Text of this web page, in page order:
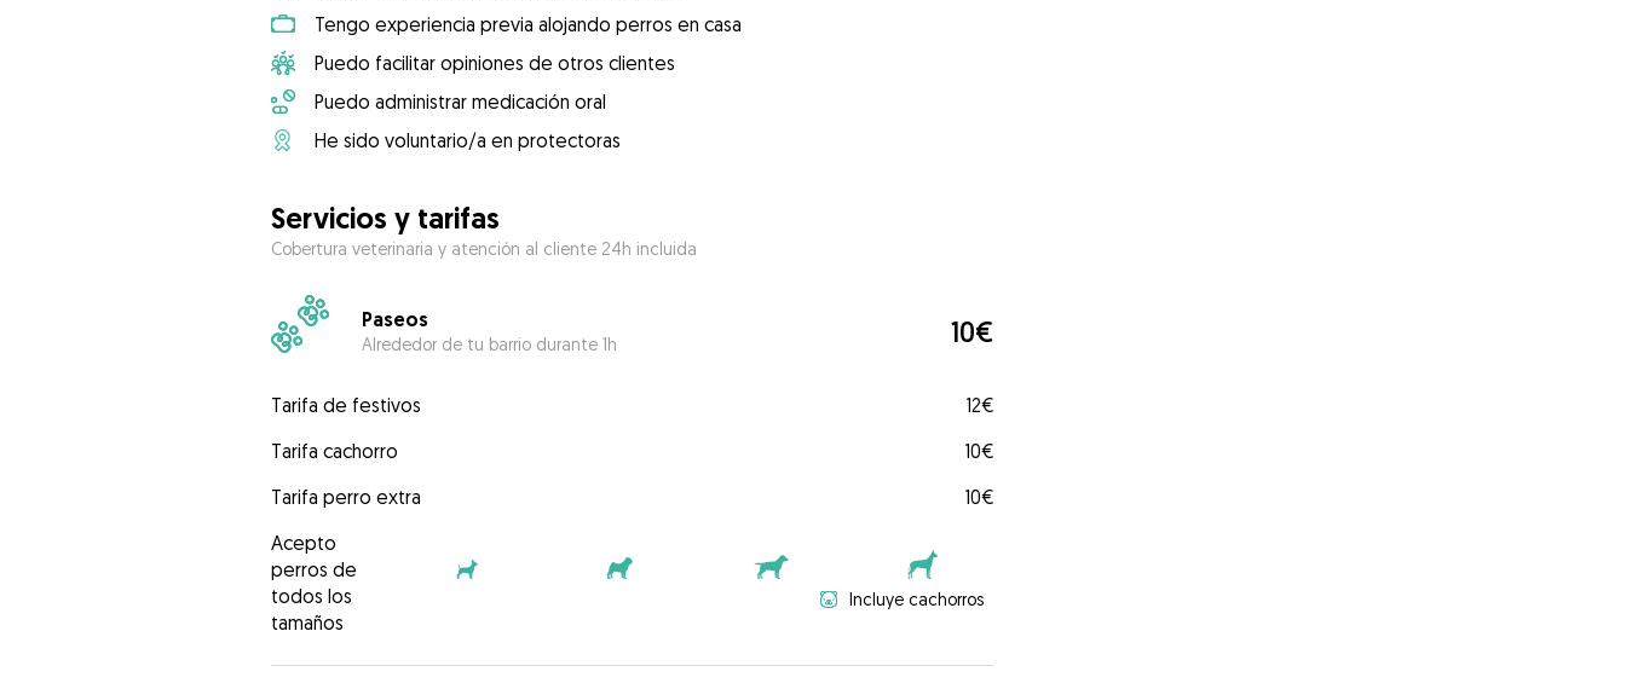
Tengo experiencia previa alojando perros en casa
Puedo facilitar opiniones de otros clientes
Puedo administrar medicación oral
He sido voluntario/a en protectoras
Servicios y tarifas
Cobertura veterinaria y atención al cliente 24h incluida
Paseos
Alrededor de tu barrio durante 1h 10€
Tarifa de festivos
12€
Tarifa cachorro
10€
Tarifa perro extra
10€
Acepto
perros de
todos los
tamaños
Incluye cachorros